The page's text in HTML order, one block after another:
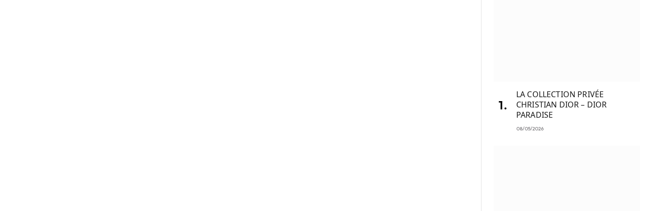
LA COLLECTION PRIVÉE
CHRISTIAN DIOR – DIOR
PARADISE
08/05/2026